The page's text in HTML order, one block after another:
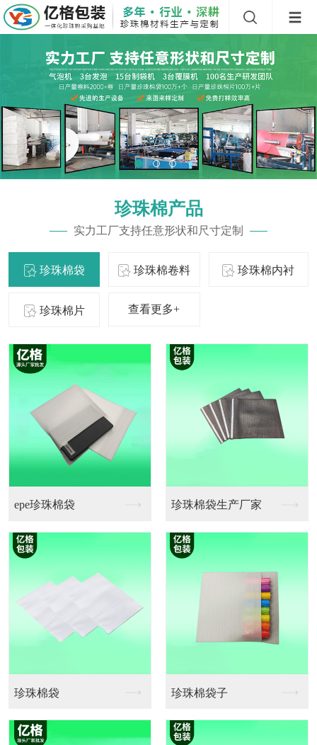
珍珠棉产品
实力工厂支持任意形状和尺寸定制
珍珠棉袋 珍珠棉卷料 珍珠棉内衬
珍珠棉片 查看更多+
珍珠棉袋生产厂家
珍珠棉袋子
珍珠棉卷料厂
pe珍珠棉卷料